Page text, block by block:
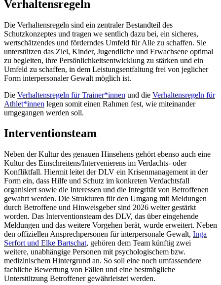
Verhaltensregeln
Die Verhaltensregeln sind ein zentraler Bestandteil des
Schutzkonzeptes und tragen we sentlich dazu bei, ein sicheres,
wertschätzendes und förderndes Umfeld für Alle zu schaffen. Sie
unterstützen das Ziel, Kinder, Jugendliche und Erwachsene optimal
zu begleiten, ihre Persönlichkeitsentwicklung zu stärken und ein
Umfeld zu schaffen, in dem Leistungsentfaltung frei von jeglicher
Form interpersonaler Gewalt möglich ist.
Die Verhaltensregeln für Trainer*innen und die Verhaltensregeln für
Athlet*innen legen somit einen Rahmen fest, wie miteinander
umgegangen werden soll.
Interventionsteam
Neben der Kultur des genauen Hinsehens gehört ebenso auch eine
Kultur des Einschreitens/Intervenierens im Verdachts- oder
Konfliktfall. Hiermit leitet der DLV ein Krisenmanagement in der
Form ein, dass Hilfe und Schutz im konkreten Verdachtsfall
organisiert sowie die Interessen und die Integrität von Betroffenen
gewahrt werden. Die Strukturen für den Umgang mit Meldungen
durch Betroffene und Hinweisgeber sind 2026 weiter gestärkt
worden. Das Interventionsteam des DLV, das über eingehende
Meldungen und das weitere Vorgehen berät, wurde erweitert. Neben
den offiziellen Ansprechpersonen für interpersonale Gewalt, Inga
Serfort und Elke Bartschat, gehören dem Team künftig zwei
weitere, unabhängige Personen mit psychologischem bzw.
medizinischem Hintergrund an. So soll eine noch umfassendere
fachliche Bewertung von Fällen und eine bestmögliche
Unterstützung Betroffener gewährleistet werden.